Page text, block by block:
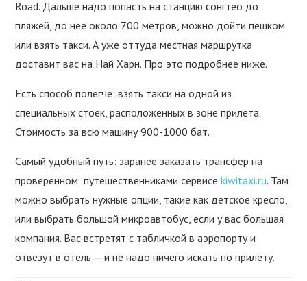
Road. Дальше надо попасть на станцию сонгтео до
пляжей, до нее около 700 метров, можно дойти пешком
или взять такси. А уже оттуда местная маршрутка
доставит вас на Най Харн. Про это подробнее ниже.
Есть способ полегче: взять такси на одной из
специальных стоек, расположенных в зоне прилета.
Стоимость за всю машину 900-1000 бат.
Самый удобный путь: заранее заказать трансфер на
проверенном путешественниками сервисеkiwitaxi.ru. Там
можно выбрать нужные опции, такие как детское кресло,
или выбрать большой микроавтобус, если у вас большая
компания. Вас встретят с табличкой в аэропорту и
отвезут в отель — и не надо ничего искать по прилету.